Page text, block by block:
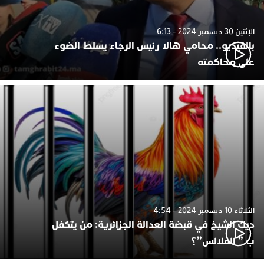
الإثنين 30 ديسمبر 2024 - 6:13
بالفيديو.. محامي هالا رئيس الرجاء يسلط الضوء
على محاكمته
الثلاثاء 10 ديسمبر 2024 - 4:54
ديك الشيخ في قبضة العدالة الجزائرية: من يتكفل
ب ” الفلالس”؟